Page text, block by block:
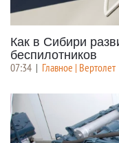
Как в Сибири
беспилотников
07:34 | Главное | Вертолет